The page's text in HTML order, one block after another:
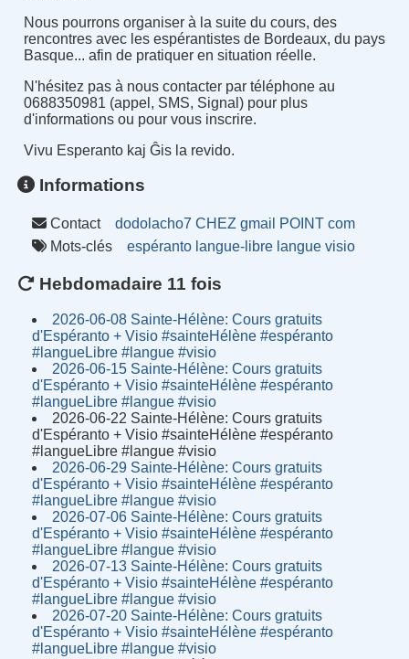
Nous pourrons organiser à la suite du cours, des
rencontres avec les espérantistes de Bordeaux, du pays
Basque... afin de pratiquer en situation réelle.
N'hésitez pas à nous contacter par téléphone au
0688350981 (appel, SMS, Signal) pour plus
d'informations ou pour vous inscrire.
Vivu Esperanto kaj Ĝis la revido.
Informations
Contact
dodolacho7 CHEZ gmail POINT com
Mots-clés
espéranto langue-libre langue visio
Hebdomadaire 11 fois
2026-06-08 Sainte-Hélène: Cours gratuits
d'Espéranto + Visio #sainteHélène #espéranto
#langueLibre #langue #visio
2026-06-15 Sainte-Hélène: Cours gratuits
d'Espéranto + Visio #sainteHélène #espéranto
#langueLibre #langue #visio
2026-06-22 Sainte-Hélène: Cours gratuits
d'Espéranto + Visio #sainteHélène #espéranto
#langueLibre #langue #visio
2026-06-29 Sainte-Hélène: Cours gratuits
d'Espéranto + Visio #sainteHélène #espéranto
#langueLibre #langue #visio
2026-07-06 Sainte-Hélène: Cours gratuits
d'Espéranto + Visio #sainteHélène #espéranto
#langueLibre #langue #visio
2026-07-13 Sainte-Hélène: Cours gratuits
d'Espéranto + Visio #sainteHélène #espéranto
#langueLibre #langue #visio
2026-07-20 Sainte-Hélène: Cours gratuits
d'Espéranto + Visio #sainteHélène #espéranto
#langueLibre #langue #visio